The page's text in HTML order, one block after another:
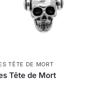
TÊTE DE MORT
Tête de Mort